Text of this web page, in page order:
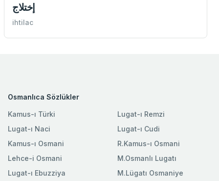
إختلاج
ihtilac
Osmanlıca Sözlükler
Kamus-ı Türki
Lugat-ı Naci
Kamus-ı Osmani
Lehce-i Osmani
Lugat-ı Ebuzziya
Lugat-ı Remzi
Lugat-ı Cudi
R.Kamus-ı Osmani
M.Osmanlı Lugatı
M.Lügatı Osmaniye